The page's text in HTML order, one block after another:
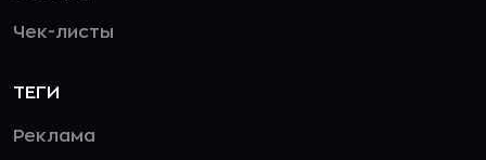
Чек-листы
ТЕГИ
Реклама